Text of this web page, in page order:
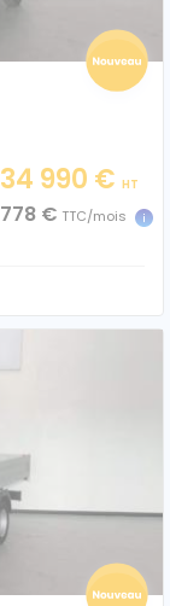
34 990 € HT
778 € TTC/mois